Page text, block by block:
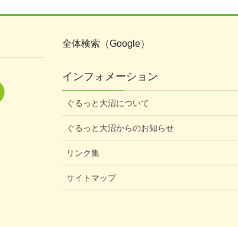
全体検索（Google）
インフォメーション
ぐるっと大沼について
ぐるっと大沼からのお知らせ
リンク集
サイトマップ